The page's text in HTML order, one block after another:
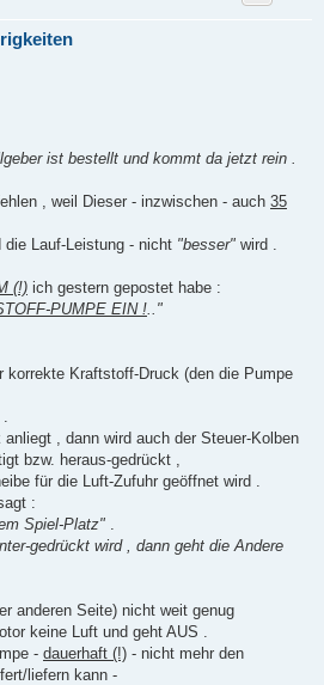
ist bestellt und kommt da jetzt rein .
, weil Dieser - inzwischen - auch 35
die Lauf-Leistung - nicht "besser" wird .
(!) ich gestern gepostet habe :
PUMPE EIN ! .."
Kraftstoff-Druck (den die Pumpe
, dann wird auch der Steuer-Kolben
bzw. heraus-gedrückt ,
für die Luft-Zufuhr geöffnet wird .
:
Spiel-Platz"
gedrückt wird , dann geht die Andere
anderen Seite) nicht weit genug
keine Luft und geht AUS .
- dauerhaft (!) - nicht mehr den
liefern kann -